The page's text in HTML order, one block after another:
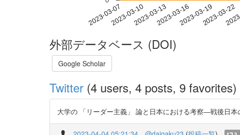
2023-03-072023-03-102023-03-132023-03-162023-03-192023-03-22
外部データベース (DOI)
Google Scholar
Twitter (4 users, 4 posts, 9 favorites)
大学の 「リーダー主義」 論と日本における考察―戦後日